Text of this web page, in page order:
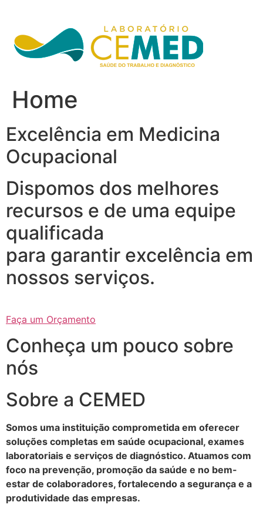
conteúdo
Home
Excelência em Medicina
Ocupacional
Dispomos dos melhores
recursos e de uma equipe
qualificada
para garantir excelência em
nossos serviços.
Faça um Orçamento
Conheça um pouco sobre
nós
Sobre a CEMED
Somos uma instituição comprometida em oferecer
soluções completas em saúde ocupacional, exames
laboratoriais e serviços de diagnóstico. Atuamos com
foco na prevenção, promoção da saúde e no bem-
estar de colaboradores, fortalecendo a segurança e a
produtividade das empresas.